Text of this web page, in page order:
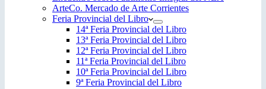
ArteCo. Mercado de Arte Corrientes
Feria Provincial del Libro
14ª Feria Provincial del Libro
13ª Feria Provincial del Libro
12ª Feria Provincial del Libro
11ª Feria Provincial del Libro
10ª Feria Provincial del Libro
9ª Feria Provincial del Libro